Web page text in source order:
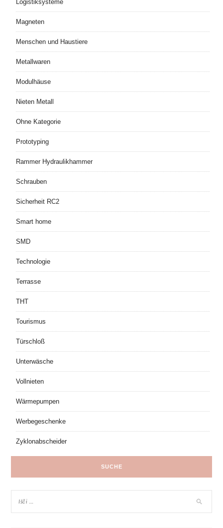
Logistiksysteme
Magneten
Menschen und Haustiere
Metallwaren
Modulhäuse
Nieten Metall
Ohne Kategorie
Prototyping
Rammer Hydraulikhammer
Schrauben
Sicherheit RC2
Smart home
SMD
Technologie
Terrasse
THT
Tourismus
Türschloß
Unterwäsche
Vollnieten
Wärmepumpen
Werbegeschenke
Zyklonabscheider
SUCHE